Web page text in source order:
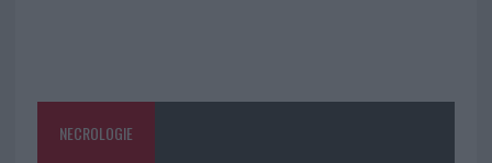
NECROLOGIE